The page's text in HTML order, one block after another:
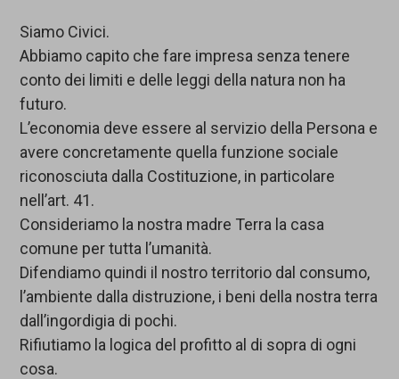
Siamo Civici.
Abbiamo capito che fare impresa senza tenere
conto dei limiti e delle leggi della natura non ha
futuro.
L’economia deve essere al servizio della Persona e
avere concretamente quella funzione sociale
riconosciuta dalla Costituzione, in particolare
nell’art. 41.
Consideriamo la nostra madre Terra la casa
comune per tutta l’umanità.
Difendiamo quindi il nostro territorio dal consumo,
l’ambiente dalla distruzione, i beni della nostra terra
dall’ingordigia di pochi.
Rifiutiamo la logica del profitto al di sopra di ogni
cosa.